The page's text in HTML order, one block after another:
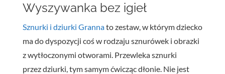
Wyszywanka bez igieł
Sznurki i dziurki Grannato zestaw, w którym dziecko
ma do dyspozycji coś w rodzaju sznurówek i obrazki
z wytłoczonymi otworami. Przewleka sznurki
przez dziurki, tym samym ćwicząc dłonie. Nie jest